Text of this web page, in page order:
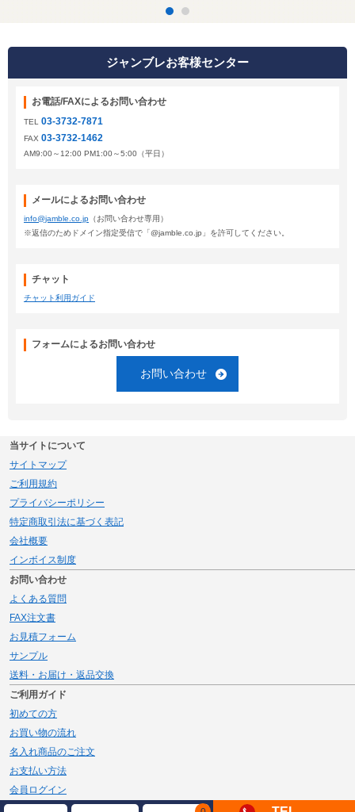
ジャンブレお客様センター
お電話/FAXによるお問い合わせ
TEL 03-3732-7871
FAX 03-3732-1462
AM9:00～12:00 PM1:00～5:00（平日）
メールによるお問い合わせ
info@jamble.co.jp （お問い合わせ専用）
※返信のためドメイン指定受信で「@jamble.co.jp」を許可してください。
チャット
チャット利用ガイド
フォームによるお問い合わせ
お問い合わせ
当サイトについて
サイトマップ
ご利用規約
プライバシーポリシー
特定商取引法に基づく表記
会社概要
インボイス制度
お問い合わせ
よくある質問
FAX注文書
お見積フォーム
サンプル
送料・お届け・返品交換
ご利用ガイド
初めての方
お買い物の流れ
名入れ商品のご注文
お支払い方法
会員ログイン
メルマガ登録